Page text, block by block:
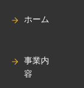
ホーム
事業内
容